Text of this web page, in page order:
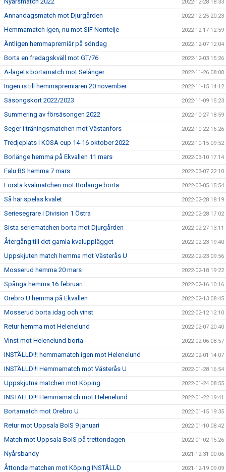
2022-12-28 18:33
Annandagsmatch mot Djurgården 2022-12-25 20:23
Hemmamatch igen, nu mot SIF Norrtelje 2022-12-17 12:59
Äntligen hemmapremiär på söndag 2022-12-07 12:04
Borta en fredagskväll mot GT/76 2022-12-03 15:26
A-lagets bortamatch mot Selånger 2022-11-26 08:00
Ingen is till hemmapremiären 20 november 2022-11-15 14:12
Säsongskort 2022/2023 2022-11-09 15:23
Summering av försäsongen 2022 2022-10-27 18:59
Seger i träningsmatchen mot Västanfors 2022-10-22 16:26
Tredjeplats i KOSA cup 14-16 oktober 2022 2022-10-15 09:52
Borlänge hemma på Ekvallen 11 mars 2022-03-10 17:14
Falu BS hemma 7 mars 2022-03-07 22:10
Första kvalmatchen mot Borlänge borta 2022-03-05 15:54
Så här spelas kvalet 2022-02-28 18:19
Seriesegrare i Division 1 Östra 2022-02-28 17:02
Sista seriematchen borta mot Djurgården 2022-02-27 13:11
Återgång till det gamla kvalupplägget 2022-02-23 19:40
Uppskjuten match hemma mot Västerås U 2022-02-23 09:56
Mosserud hemma 20 mars 2022-02-18 19:22
Spånga hemma 16 februari 2022-02-16 10:16
Örebro U hemma på Ekvallen 2022-02-13 08:45
Mosserud borta idag och vinst 2022-02-12 12:10
Retur hemma mot Helenelund 2022-02-07 20:40
Vinst mot Helenelund borta 2022-02-06 08:57
INSTÄLLD!!! hemmamatch igen mot Helenelund 2022-02-01 14:07
INSTÄLLD!!! Hemmamatch mot Västerås U 2022-01-28 16:54
Uppskjutna matchen mot Köping 2022-01-24 08:55
INSTÄLLD!!! Hemmamatch mot Helenelund 2022-01-22 19:41
Bortamatch mot Örebro U 2022-01-15 19:35
Retur mot Uppsala BoIS 9 januari 2022-01-10 08:42
Match mot Uppsala BoIS på trettondagen 2022-01-02 15:26
Nyårsbandy 2021-12-31 00:06
Åttonde matchen mot Köping INSTÄLLD 2021-12-19 09:09